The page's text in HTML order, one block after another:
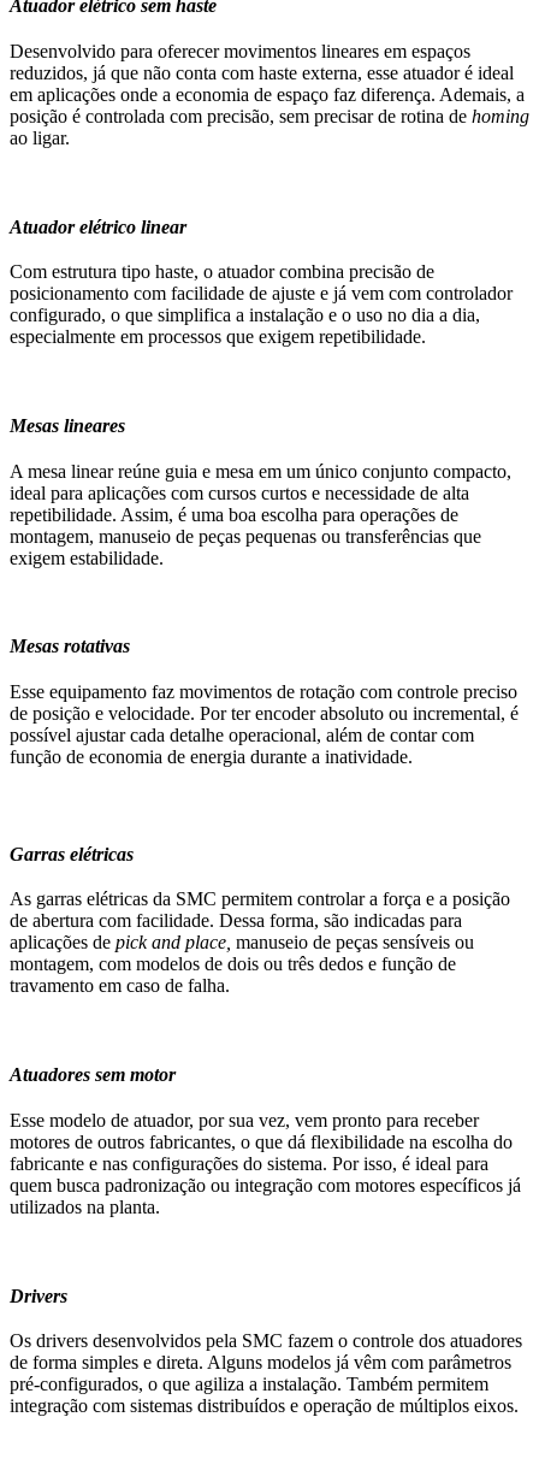
Atuador elétrico sem haste
Desenvolvido para oferecer movimentos lineares em espaços
reduzidos, já que não conta com haste externa, esse atuador é ideal
em aplicações onde a economia de espaço faz diferença. Ademais, a
posição é controlada com precisão, sem precisar de rotina de homing
ao ligar.
Atuador elétrico linear
Com estrutura tipo haste, o atuador combina precisão de
posicionamento com facilidade de ajuste e já vem com controlador
configurado, o que simplifica a instalação e o uso no dia a dia,
especialmente em processos que exigem repetibilidade.
Mesas lineares
A mesa linear reúne guia e mesa em um único conjunto compacto,
ideal para aplicações com cursos curtos e necessidade de alta
repetibilidade. Assim, é uma boa escolha para operações de
montagem, manuseio de peças pequenas ou transferências que
exigem estabilidade.
Mesas rotativas
Esse equipamento faz movimentos de rotação com controle preciso
de posição e velocidade. Por ter encoder absoluto ou incremental, é
possível ajustar cada detalhe operacional, além de contar com
função de economia de energia durante a inatividade.
Garras elétricas
As garras elétricas da SMC permitem controlar a força e a posição
de abertura com facilidade. Dessa forma, são indicadas para
aplicações de pick and place, manuseio de peças sensíveis ou
montagem, com modelos de dois ou três dedos e função de
travamento em caso de falha.
Atuadores sem motor
Esse modelo de atuador, por sua vez, vem pronto para receber
motores de outros fabricantes, o que dá flexibilidade na escolha do
fabricante e nas configurações do sistema. Por isso, é ideal para
quem busca padronização ou integração com motores específicos já
utilizados na planta.
Drivers
Os drivers desenvolvidos pela SMC fazem o controle dos atuadores
de forma simples e direta. Alguns modelos já vêm com parâmetros
pré-configurados, o que agiliza a instalação. Também permitem
integração com sistemas distribuídos e operação de múltiplos eixos.